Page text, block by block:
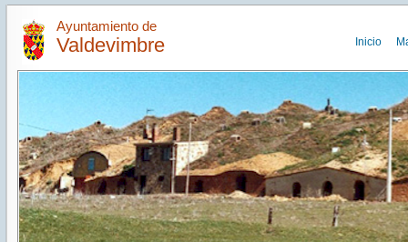
Ayuntamiento de
Valdevimbre Inicio